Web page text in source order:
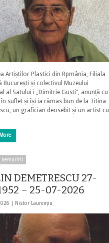
Artiștilor Plastici din Rpmânia, Filiala
București și colectivul Muzeului
al Satului i „Dimitrie Gusti”, anunță cu
în suflet și își ia rămas bun de la Titina
un grafician deosebit și un artist cu
nemuririi
DEMETRESCU 27-
– 25-07-2026
| Nistor Laurențiu